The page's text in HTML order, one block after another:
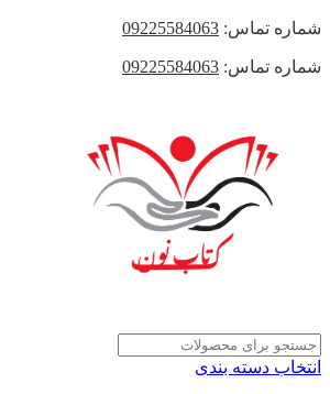
شماره تماس: 09225584063
شماره تماس: 09225584063
انتخاب دسته بندی